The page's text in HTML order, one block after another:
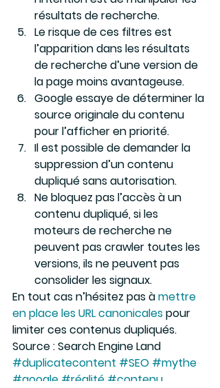
résultats de recherche.
Le risque de ces filtres est
l’apparition dans les résultats
de recherche d’une version de
la page moins avantageuse.
Google essaye de déterminer la
source originale du contenu
pour l’afficher en priorité.
Il est possible de demander la
suppression d’un contenu
dupliqué sans autorisation.
Ne bloquez pas l’accès à un
contenu dupliqué, si les
moteurs de recherche ne
peuvent pas crawler toutes les
versions, ils ne peuvent pas
consolider les signaux.
En tout cas n’hésitez pas à mettre
en place les URL canonicales pour
limiter ces contenus dupliqués.
Source : Search Engine Land
#duplicatecontent #SEO #mythe
#google #réalité #contenu